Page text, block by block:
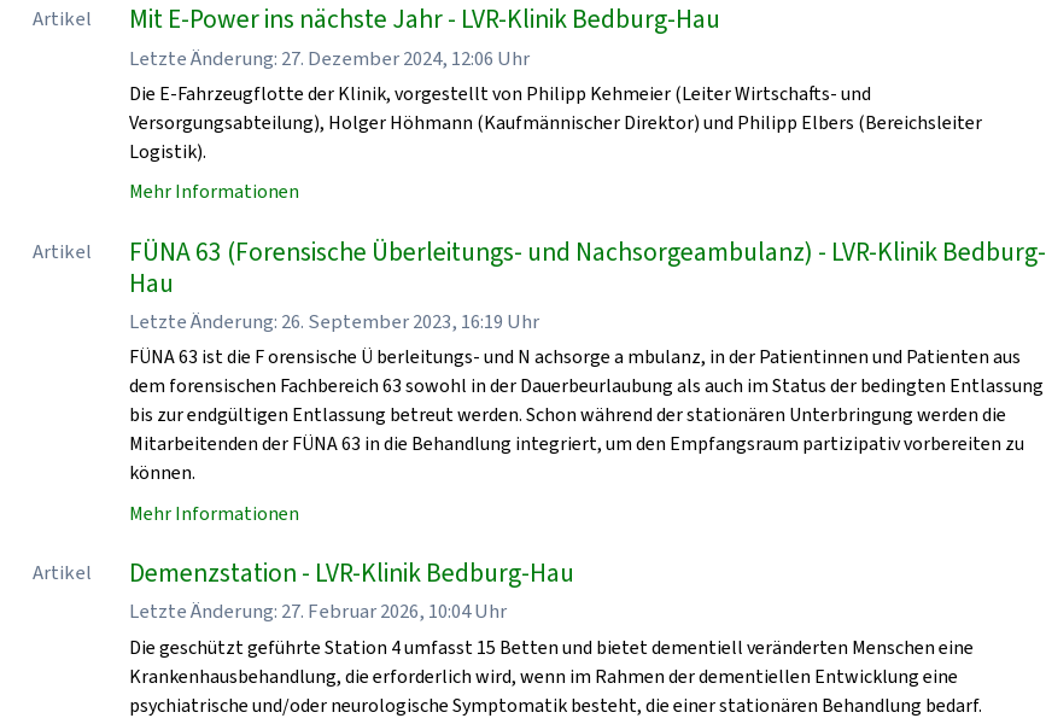
Artikel Mit E-Power ins nächste Jahr - LVR-Klinik Bedburg-Hau
Letzte Änderung: 27. Dezember 2024, 12:06 Uhr
Die E-Fahrzeugflotte der Klinik, vorgestellt von Philipp Kehmeier (Leiter Wirtschafts- und
Versorgungsabteilung), Holger Höhmann (Kaufmännischer Direktor) und Philipp Elbers (Bereichsleiter
Logistik).
Mehr Informationen
Artikel
FÜNA 63 (Forensische Überleitungs- und Nachsorgeambulanz) - LVR-Klinik Bedburg-
Hau
Letzte Änderung: 26. September 2023, 16:19 Uhr
FÜNA 63 ist die F orensische Ü berleitungs- und N achsorge a mbulanz, in der Patientinnen und Patienten aus
dem forensischen Fachbereich 63 sowohl in der Dauerbeurlaubung als auch im Status der bedingten Entlassung
bis zur endgültigen Entlassung betreut werden. Schon während der stationären Unterbringung werden die
Mitarbeitenden der FÜNA 63 in die Behandlung integriert, um den Empfangsraum partizipativ vorbereiten zu
können.
Mehr Informationen
Artikel Demenzstation - LVR-Klinik Bedburg-Hau
Letzte Änderung: 27. Februar 2026, 10:04 Uhr
Die geschützt geführte Station 4 umfasst 15 Betten und bietet dementiell veränderten Menschen eine
Krankenhausbehandlung, die erforderlich wird, wenn im Rahmen der dementiellen Entwicklung eine
psychiatrische und/oder neurologische Symptomatik besteht, die einer stationären Behandlung bedarf.